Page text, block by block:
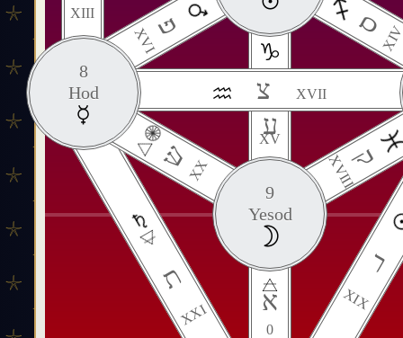
XIII ס פXVI
ע
XV
8
Hod
צ XVII
שXX קXVIII
ר
XIX
ת
XXI
9
Yesod
א
0